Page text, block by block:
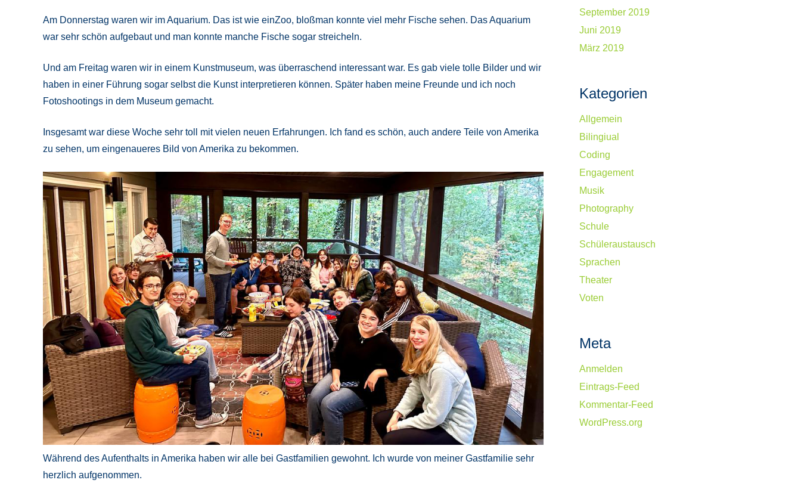
Am Donnerstag waren wir im Aquarium. Das ist wie einZoo, bloßman konnte viel mehr Fische sehen. Das Aquarium
war sehr schön aufgebaut und man konnte manche Fische sogar streicheln.
Und am Freitag waren wir in einem Kunstmuseum, was überraschend interessant war. Es gab viele tolle Bilder und wir
haben in einer Führung sogar selbst die Kunst interpretieren können. Später haben meine Freunde und ich noch
Fotoshootings in dem Museum gemacht.
Insgesamt war diese Woche sehr toll mit vielen neuen Erfahrungen. Ich fand es schön, auch andere Teile von Amerika
zu sehen, um eingenaueres Bild von Amerika zu bekommen.
Während des Aufenthalts in Amerika haben wir alle bei Gastfamilien gewohnt. Ich wurde von meiner Gastfamilie sehr
herzlich aufgenommen.
September 2019
Juni 2019
März 2019
Kategorien
Allgemein
Bilingiual
Coding
Engagement
Musik
Photography
Schule
Schüleraustausch
Sprachen
Theater
Voten
Meta
Anmelden
Eintrags-Feed
Kommentar-Feed
WordPress.org